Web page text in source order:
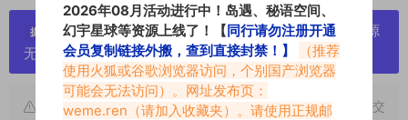
提示：
严禁搬运资源链接，一经发现封号处理，素材资源
无露点、需求请绕道，关闭本站网页！
申明：本文资源均来源网友分享，若侵犯了您的权限可以提交
2026年08月活动进行中！岛遇、秘语空间、
幻宇星球等资源上线了！【同行请勿注册开通
会员复制链接外搬，查到直接封禁！】
（推荐
使用火狐或谷歌浏览器访问，个别国产浏览器
可能会无法访问）。网址发布页：
weme.ren （请加入收藏夹）。请使用正规邮